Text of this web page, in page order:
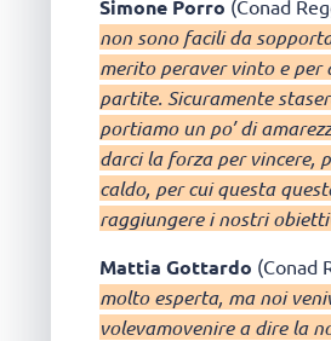
Simone Porro (Conad
non sono facili da
merito peraver vinto e per
partite. Sicuramente
portiamo un po’ di
darci la forza per vincere,
caldo, per cui questa
raggiungere i nostri
Mattia Gottardo (Conad
molto esperta, ma noi
volevamovenire a dire la